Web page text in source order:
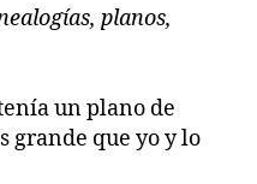
planos,
un plano de
grande que yo y lo